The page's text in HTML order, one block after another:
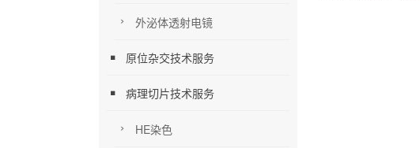
外泌体透射电镜
原位杂交技术服务
病理切片技术服务
HE染色